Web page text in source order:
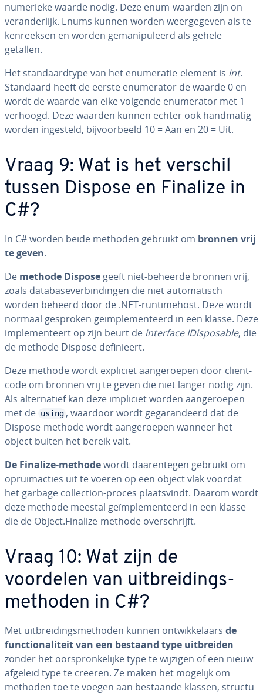
numerieke waarde nodig. Deze enum-waarden zijn on­
ver­an­der­lijk. Enums kunnen worden weer­ge­ge­ven als te­
ken­reek­sen en worden ge­ma­ni­pu­leerd als gehele
getallen.
Het stan­daard­ty­pe van het enu­me­ra­tie-element is int.
Standaard heeft de eerste enu­me­ra­tor de waarde 0 en
wordt de waarde van elke volgende enu­me­ra­tor met 1
verhoogd. Deze waarden kunnen echter ook handmatig
worden ingesteld, bij­voor­beeld 10 = Aan en 20 = Uit.
Vraag 9: Wat is het verschil
tussen Dispose en Finalize in
C#?
In C# worden beide methoden gebruikt om bronnen vrij
te geven.
De methode Dispose geeft niet-beheerde bronnen vrij,
zoals da­ta­ba­se­ver­bin­din­gen die niet au­to­ma­tisch
worden beheerd door de .NET-run­ti­me­host. Deze wordt
normaal gesproken ge­ïm­ple­men­teerd in een klasse. Deze
im­ple­men­teert op zijn beurt de interface IDis­po­sa­ble, die
de methode Dispose de­fi­ni­eert.
Deze methode wordt expliciet aan­ge­roe­pen door client­
co­de om bronnen vrij te geven die niet langer nodig zijn.
Als al­ter­na­tief kan deze impliciet worden aan­ge­roe­pen
met de using , waardoor wordt ge­ga­ran­deerd dat de
Dispose-methode wordt aan­ge­roe­pen wanneer het
object buiten het bereik valt.
De Finalize-methodewordt daar­en­te­gen gebruikt om
op­ruim­ac­ties uit te voeren op een object vlak voordat
het garbage col­lec­ti­on-proces plaats­vindt. Daarom wordt
deze methode meestal ge­ïm­ple­men­teerd in een klasse
die de Object.Finalize-methode over­schrijft.
Vraag 10: Wat zijn de
voordelen van uit­brei­dings­
me­tho­den in C#?
Met uit­brei­dings­me­tho­den kunnen ont­wik­ke­laars de
func­ti­o­na­li­teit van een bestaand type uit­brei­den
zonder het oor­spron­ke­lij­ke type te wijzigen of een nieuw
afgeleid type te creëren. Ze maken het mogelijk om
methoden toe te voegen aan bestaande klassen, struc­tu­